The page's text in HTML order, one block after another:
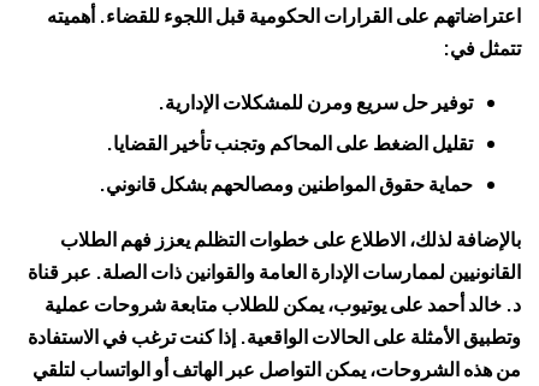
اعتراضاتهم على القرارات الحكومية قبل اللجوء للقضاء. أهميته
تتمثل في:
توفير حل سريع ومرن للمشكلات الإدارية.
تقليل الضغط على المحاكم وتجنب تأخير القضايا.
حماية حقوق المواطنين ومصالحهم بشكل قانوني.
بالإضافة لذلك، الاطلاع على خطوات التظلم يعزز فهم الطلاب
القانونيين لممارسات الإدارة العامة والقوانين ذات الصلة. عبر قناة
د. خالد أحمد على يوتيوب، يمكن للطلاب متابعة شروحات عملية
وتطبيق الأمثلة على الحالات الواقعية. إذا كنت ترغب في الاستفادة
من هذه الشروحات، يمكن التواصل عبر الهاتف أو الواتساب لتلقي